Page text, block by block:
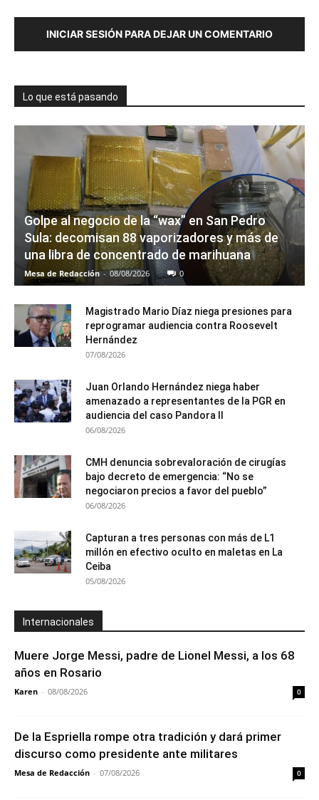
INICIAR SESIÓN PARA DEJAR UN COMENTARIO
Lo que está pasando
Golpe al negocio de la “wax” en San Pedro
Sula: decomisan 88 vaporizadores y más de
una libra de concentrado de marihuana
Mesa de Redacción - 08/08/2026 0
Magistrado Mario Díaz niega presiones para
reprogramar audiencia contra Roosevelt
Hernández
07/08/2026
Juan Orlando Hernández niega haber
amenazado a representantes de la PGR en
audiencia del caso Pandora II
06/08/2026
CMH denuncia sobrevaloración de cirugías
bajo decreto de emergencia: “No se
negociaron precios a favor del pueblo”
06/08/2026
Capturan a tres personas con más de L1
millón en efectivo oculto en maletas en La
Ceiba
05/08/2026
Internacionales
Muere Jorge Messi, padre de Lionel Messi, a los 68
años en Rosario
Karen - 08/08/2026 0
De la Espriella rompe otra tradición y dará primer
discurso como presidente ante militares
Mesa de Redacción - 07/08/2026 0